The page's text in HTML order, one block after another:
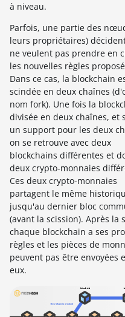
à niveau.
Parfois, une partie des
leurs propriétaires)
ne veulent pas prendre en
les nouvelles règles
Dans ce cas, la blockchain
scindée en deux chaînes
nom fork). Une fois la
divisée en deux chaînes, et
un support pour les deux
on se retrouve avec deux
blockchains différentes et
deux crypto-monnaies
Ces deux crypto-monnaies
partagent le même
jusqu'au dernier bloc
(avant la scission). Après la
chaque blockchain a ses
règles et les pièces de
peuvent pas être envoyées
eux.